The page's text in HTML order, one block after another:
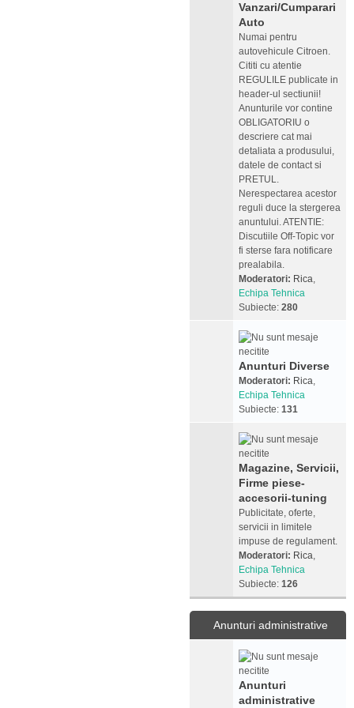
Vanzari/Cumparari
Auto
Numai pentru
autovehicule Citroen.
Cititi cu atentie
REGULILE publicate in
header-ul sectiunii!
Anunturile vor contine
OBLIGATORIU o
descriere cat mai
detaliata a produsului,
datele de contact si
PRETUL.
Nerespectarea acestor
reguli duce la stergerea
anuntului. ATENTIE:
Discutiile Off-Topic vor
fi sterse fara notificare
prealabila.
Moderatori: Rica,
Echipa Tehnica
Subiecte: 280
Anunturi Diverse
Moderatori: Rica,
Echipa Tehnica
Subiecte: 131
Magazine, Servicii,
Firme piese-
accesorii-tuning
Publicitate, oferte,
servicii in limitele
impuse de regulament.
Moderatori: Rica,
Echipa Tehnica
Subiecte: 126
Anunturi administrative
Anunturi
administrative